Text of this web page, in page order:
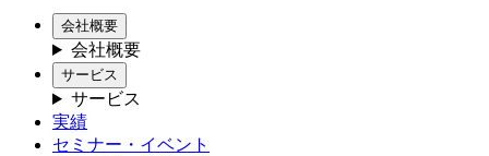
会社概要
会社概要
サービス
サービス
実績
セミナー・イベント